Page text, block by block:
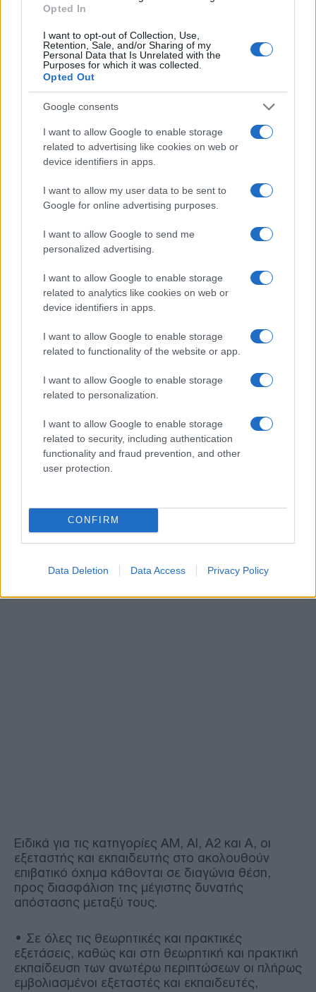
Opted In
I want to opt-out of Collection, Use,
Retention, Sale, and/or Sharing of my
Personal Data that Is Unrelated with the
Purposes for which it was collected.
Opted Out
Google consents
I want to allow Google to enable storage
related to advertising like cookies on web or
device identifiers in apps.
I want to allow my user data to be sent to
Google for online advertising purposes.
I want to allow Google to send me
personalized advertising.
I want to allow Google to enable storage
related to analytics like cookies on web or
device identifiers in apps.
I want to allow Google to enable storage
related to functionality of the website or app.
I want to allow Google to enable storage
related to personalization.
I want to allow Google to enable storage
related to security, including authentication
functionality and fraud prevention, and other
user protection.
CONFIRM
Data Deletion Data Access Privacy Policy
εξέταση,
πλήρως εμβολιασμένοι διενέργεια ελέγχου μία
φορά την εβδομάδα, με τη χρήση rapid test για
τον κορωνοϊό.
Διενέργεια του ελέγχου των δικαιολογητικών και
οχήματος.
Απολύμανση, μεταξύ διαδοχικών δοκιμασιών, των
σημείων του εκπαιδευτικού οχήματος με τα οποία
έρχονται σε επαφή οι εμπλεκόμενοι.
• Ειδικά για τις κατηγορίες AM, Al, Α2 και Α, ο
υποψήφιος εξετάζεται φορώντας τον
Σε περίπτωση που δεν διαθέτει τον
προβλεπόμενο επενδύτη (μπουφάν) ή/και
παντελόνι, επιτρέπεται η χρήση αντιστοίχως
Σχολής Οδηγών, οι οποίες, με μέριμνα του
παριστάμενου εκπαιδευτή, απολυμαίνονται
Ειδικά για τις κατηγορίες AM, Al, Α2 και Α, οι
εξεταστής και εκπαιδευτής στο ακολουθούν
επιβατικό όχημα κάθονται σε διαγώνια θέση,
προς διασφάλιση της μέγιστης δυνατής
απόστασης μεταξύ τους.
• Σε όλες τις θεωρητικές και πρακτικές
εξετάσεις, καθώς και στη θεωρητική και πρακτική
εκπαίδευση των ανωτέρω περιπτώσεων οι πλήρως
εμβολιασμένοι εξεταστές και εκπαιδευτές,